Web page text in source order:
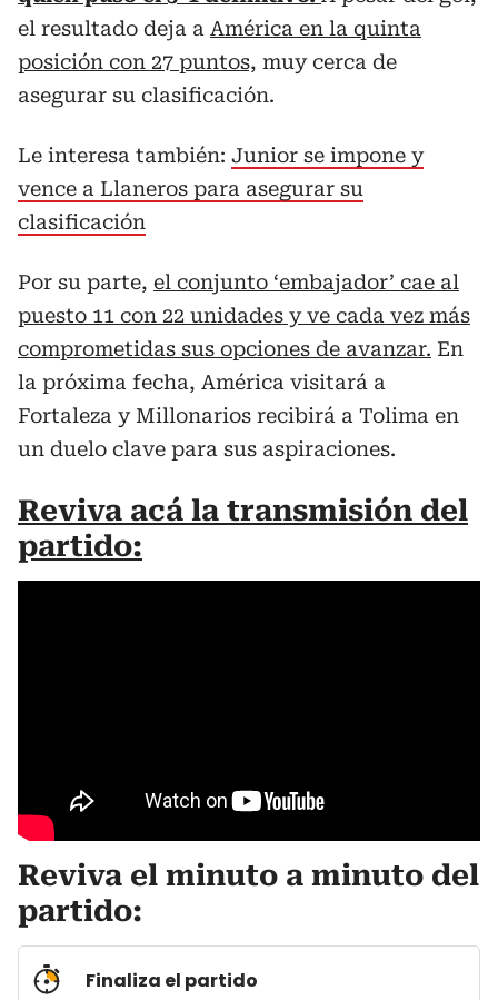
el resultado deja a América en la quinta
posición con 27 puntos, muy cerca de
asegurar su clasificación.
Le interesa también: Junior se impone y
vence a Llaneros para asegurar su
clasificación
Por su parte, el conjunto ‘embajador’ cae al
puesto 11 con 22 unidades y ve cada vez más
comprometidas sus opciones de avanzar. En
la próxima fecha, América visitará a
Fortaleza y Millonarios recibirá a Tolima en
un duelo clave para sus aspiraciones.
Reviva acá la transmisión del
partido:
Reviva el minuto a minuto del
partido:
Finaliza el partido